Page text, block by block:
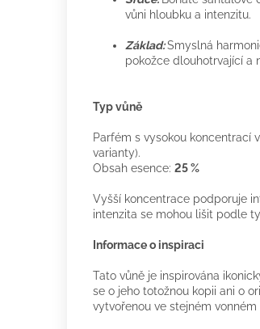
vůni hloubku a intenzitu.
Základ:Smyslná
pokožce dlouhotrvající a
Typ vůně
Parfém s vysokou koncentrací
varianty).
Obsah esence: 25 %
Vyšší koncentrace podporuje
intenzita se mohou lišit podle
Informace o inspiraci
Tato vůně je inspirována
se o jeho totožnou kopii ani o
vytvořenou ve stejném vonném